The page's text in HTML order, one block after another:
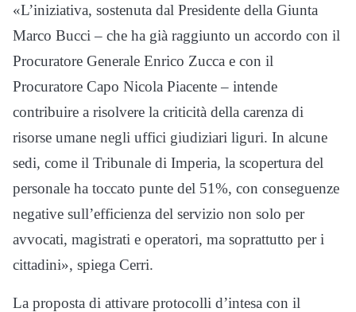
«L’iniziativa, sostenuta dal Presidente della Giunta
Marco Bucci – che ha già raggiunto un accordo con il
Procuratore Generale Enrico Zucca e con il
Procuratore Capo Nicola Piacente – intende
contribuire a risolvere la criticità della carenza di
risorse umane negli uffici giudiziari liguri. In alcune
sedi, come il Tribunale di Imperia, la scopertura del
personale ha toccato punte del 51%, con conseguenze
negative sull’efficienza del servizio non solo per
avvocati, magistrati e operatori, ma soprattutto per i
cittadini», spiega Cerri.
La proposta di attivare protocolli d’intesa con il